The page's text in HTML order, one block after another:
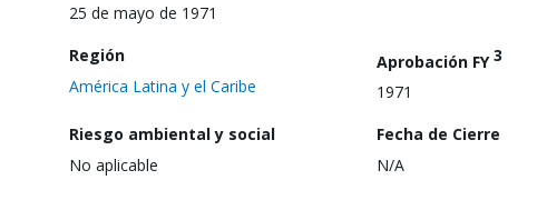
25 de mayo de 1971
Región
América Latina y el Caribe
Aprobación FY3
1971
Riesgo ambiental y social
No aplicable
Fecha de Cierre
N/A